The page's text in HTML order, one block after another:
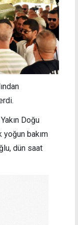
Doğu
yoğun bakım
dün saat